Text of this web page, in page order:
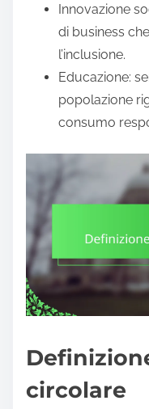
Innovazione
di business
l’inclusione.
Educazione:
popolazione
consumo
circolare